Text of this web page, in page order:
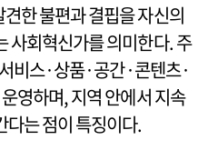
한 불편과 결핍을 자신의
사회혁신가를 의미한다. 주
비스·상품·공간·콘텐츠·
영하며, 지역 안에서 지속
다는 점이 특징이다.